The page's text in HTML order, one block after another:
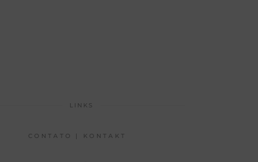
LINKS
CONTATO | KONTAKT